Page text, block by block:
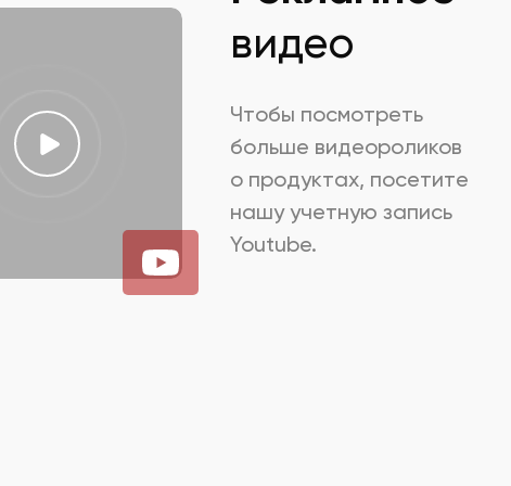
видео
Чтобы посмотреть
больше видеороликов
о продуктах, посетите
нашу учетную запись
Youtube.